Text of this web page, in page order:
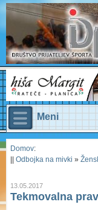
Meni
Domov:
Odbojka na mivki »
13.05.2017
Tekmovalna